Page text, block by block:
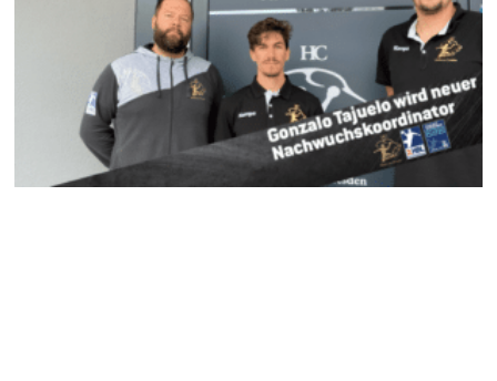
m t